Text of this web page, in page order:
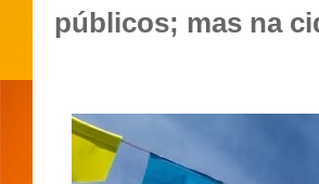
públicos; mas na